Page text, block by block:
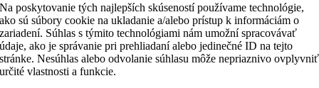
Na poskytovanie tých najlepších skúseností používame technológie,
ako sú súbory cookie na ukladanie a/alebo prístup k informáciám o
zariadení. Súhlas s týmito technológiami nám umožní spracovávať
údaje, ako je správanie pri prehliadaní alebo jedinečné ID na tejto
stránke. Nesúhlas alebo odvolanie súhlasu môže nepriaznivo ovplyvniť
určité vlastnosti a funkcie.